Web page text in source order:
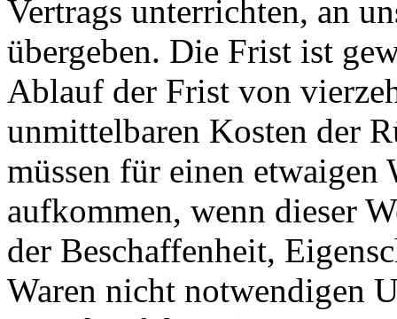
Vertrags unterrichten, an
übergeben. Die Frist ist
Ablauf der Frist von
unmittelbaren Kosten der
müssen für einen etwaigen
aufkommen, wenn dieser
der Beschaffenheit,
Waren nicht notwendigen